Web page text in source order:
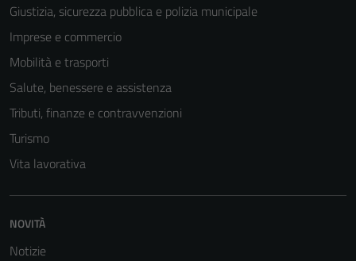
Giustizia, sicurezza pubblica e polizia municipale
Imprese e commercio
Mobilità e trasporti
Salute, benessere e assistenza
Tributi, finanze e contravvenzioni
Turismo
Vita lavorativa
NOVITÀ
Notizie